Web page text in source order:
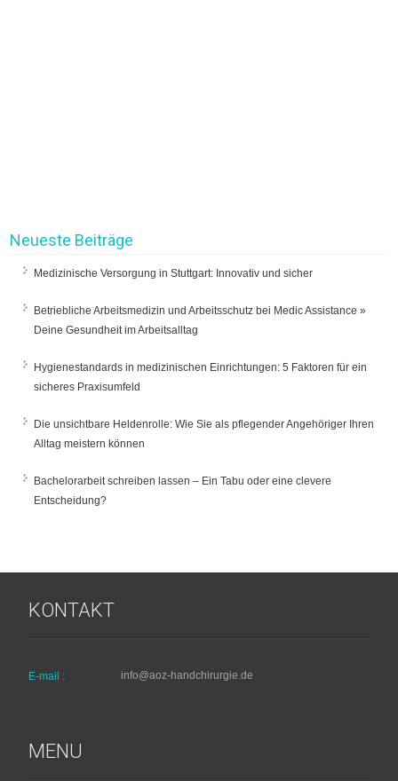
Neueste Beiträge
Medizinische Versorgung in Stuttgart: Innovativ und sicher
Betriebliche Arbeitsmedizin und Arbeitsschutz bei Medic Assistance »
Deine Gesundheit im Arbeitsalltag
Hygienestandards in medizinischen Einrichtungen: 5 Faktoren für ein
sicheres Praxisumfeld
Die unsichtbare Heldenrolle: Wie Sie als pflegender Angehöriger Ihren
Alltag meistern können
Bachelorarbeit schreiben lassen – Ein Tabu oder eine clevere
Entscheidung?
KONTAKT
E-mail : info@aoz-handchirurgie.de
MENU